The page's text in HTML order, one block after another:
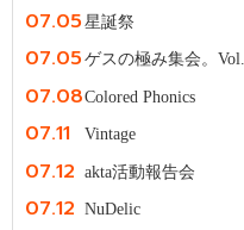
07.05星誕祭
07.05ゲスの極み集会。
07.08Colored Phonics
07.11 Vintage
07.12 akta活動報告会
07.12 NuDelic